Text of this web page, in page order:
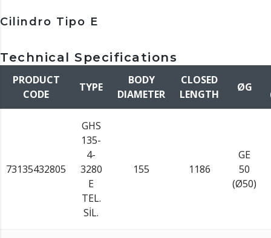
Cilindro Tipo E
Technical Specifications
PRODUCT
CODE
TYPE
BODY
DIAMETER
CLOSED
LENGTH
ØG
73135432805
GHS
135-
4-
3280
E
TEL.
SİL.
155 1186
GE
50
(Ø50)